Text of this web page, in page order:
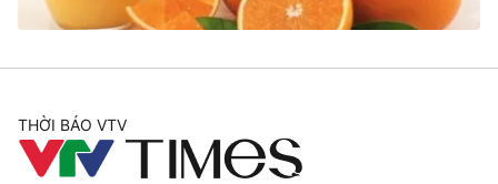
THỜI BÁO VTV